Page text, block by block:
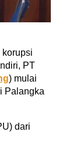
PT
) mulai
Palangka
dari